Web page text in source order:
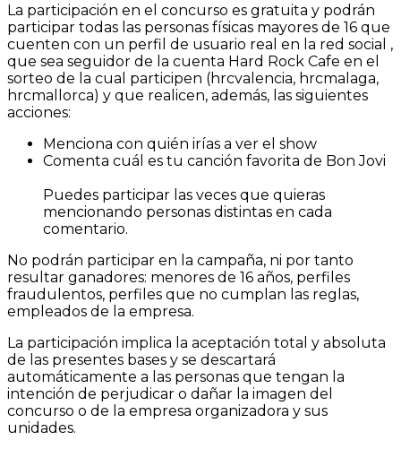
La participación en el concurso es gratuita y podrán
participar todas las personas físicas mayores de 16 que
cuenten con un perfil de usuario real en la red social ,
que sea seguidor de la cuenta Hard Rock Cafe en el
sorteo de la cual participen (hrcvalencia, hrcmalaga,
hrcmallorca) y que realicen, además, las siguientes
acciones:
Menciona con quién irías a ver el show
Comenta cuál es tu canción favorita de Bon Jovi
Puedes participar las veces que quieras
mencionando personas distintas en cada
comentario.
No podrán participar en la campaña, ni por tanto
resultar ganadores: menores de 16 años, perfiles
fraudulentos, perfiles que no cumplan las reglas,
empleados de la empresa.
La participación implica la aceptación total y absoluta
de las presentes bases y se descartará
automáticamente a las personas que tengan la
intención de perjudicar o dañar la imagen del
concurso o de la empresa organizadora y sus
unidades.